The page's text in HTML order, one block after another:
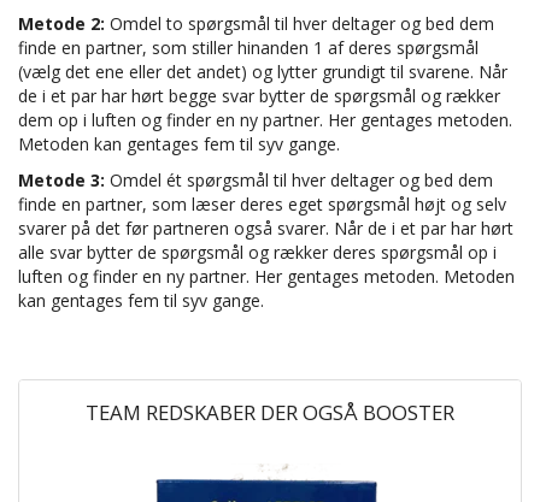
Metode 2: Omdel to spørgsmål til hver deltager og bed dem
finde en partner, som stiller hinanden 1 af deres spørgsmål
(vælg det ene eller det andet) og lytter grundigt til svarene. Når
de i et par har hørt begge svar bytter de spørgsmål og rækker
dem op i luften og finder en ny partner. Her gentages metoden.
Metoden kan gentages fem til syv gange.
Metode 3: Omdel ét spørgsmål til hver deltager og bed dem
finde en partner, som læser deres eget spørgsmål højt og selv
svarer på det før partneren også svarer. Når de i et par har hørt
alle svar bytter de spørgsmål og rækker deres spørgsmål op i
luften og finder en ny partner. Her gentages metoden. Metoden
kan gentages fem til syv gange.
TEAM REDSKABER DER OGSÅ BOOSTER